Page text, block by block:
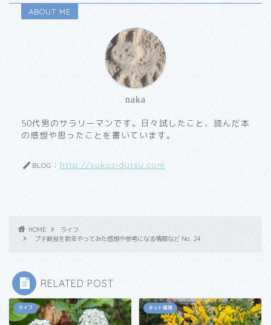
ABOUT ME
naka
50代男のサラリーマンです。日々試したこと、読んだ本
の感想や思ったことを書いています。
BLOG： http://sukosidutsu.com
HOME
ライフ
プチ断食を数年やってみた感想や参考になる情報など No. 24
RELATED POST
ライフ ネット環境